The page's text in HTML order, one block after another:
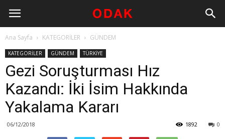
Ana Sayfa KATEGORİLER GÜNDEM
KATEGORİLER GÜNDEM TÜRKİYE
Gezi Soruşturması Hız
Kazandı: İki İsim Hakkında
Yakalama Kararı
06/12/2018 0
1892